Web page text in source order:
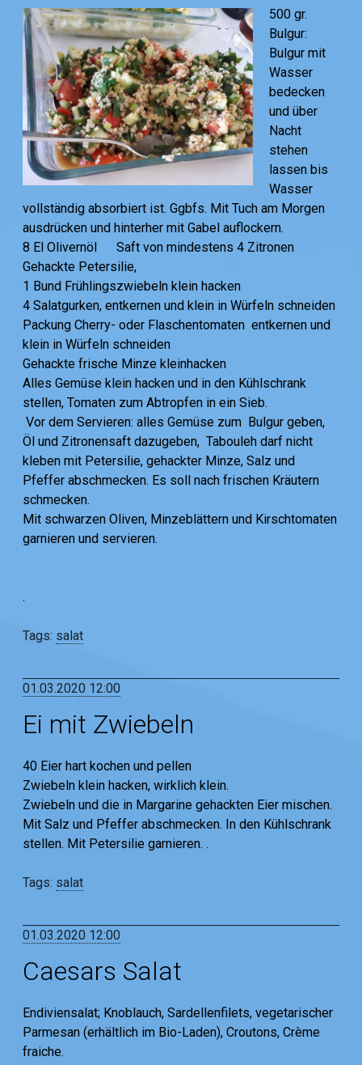
500 gr.
Bulgur:
Bulgur mit
Wasser
bedecken
und über
Nacht
stehen
lassen bis
Wasser
vollständig absorbiert ist. Ggbfs. Mit Tuch am Morgen
ausdrücken und hinterher mit Gabel auflockern.
8 El Olivernöl Saft von mindestens 4 Zitronen
Gehackte Petersilie,
1 Bund Frühlingszwiebeln klein hacken
4 Salatgurken, entkernen und klein in Würfeln schneiden
Packung Cherry- oder Flaschentomaten entkernen und
klein in Würfeln schneiden
Gehackte frische Minze kleinhacken
Alles Gemüse klein hacken und in den Kühlschrank
stellen, Tomaten zum Abtropfen in ein Sieb.
Vor dem Servieren: alles Gemüse zum Bulgur geben,
Öl und Zitronensaft dazugeben, Tabouleh darf nicht
kleben mit Petersilie, gehackter Minze, Salz und
Pfeffer abschmecken. Es soll nach frischen Kräutern
schmecken.
Mit schwarzen Oliven, Minzeblättern und Kirschtomaten
garnieren und servieren.
.
Tags: salat
01.03.2020 12:00
Ei mit Zwiebeln
40 Eier hart kochen und pellen
Zwiebeln klein hacken, wirklich klein.
Zwiebeln und die in Margarine gehackten Eier mischen.
Mit Salz und Pfeffer abschmecken. In den Kühlschrank
stellen. Mit Petersilie garnieren. .
Tags: salat
01.03.2020 12:00
Caesars Salat
Endiviensalat; Knoblauch, Sardellenfilets, vegetarischer
Parmesan (erhältlich im Bio-Laden), Croutons, Crème
fraiche.